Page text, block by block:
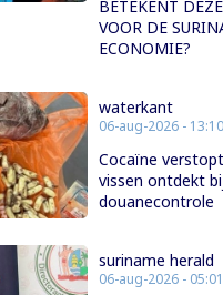
BETEKENT
VOOR DE
ECONOMIE?
waterkant
06-aug-2026 - 13:10
Cocaïne
vissen ontdekt
douanecontrole
suriname herald
06-aug-2026 - 05:01